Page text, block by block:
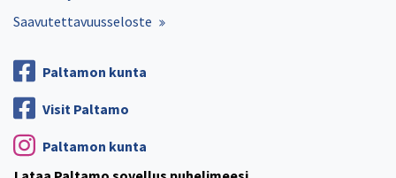
Saavutettavuusseloste
Paltamon kunta
Visit Paltamo
Paltamon kunta